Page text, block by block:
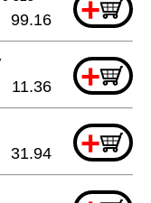
+
99.16
+
11.36
+
31.94